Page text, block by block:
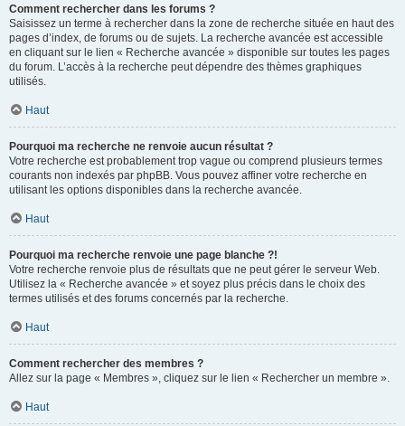
Comment rechercher dans les forums ?
Saisissez un terme à rechercher dans la zone de recherche située en haut des
pages d’index, de forums ou de sujets. La recherche avancée est accessible
en cliquant sur le lien « Recherche avancée » disponible sur toutes les pages
du forum. L’accès à la recherche peut dépendre des thèmes graphiques
utilisés.
Haut
Pourquoi ma recherche ne renvoie aucun résultat ?
Votre recherche est probablement trop vague ou comprend plusieurs termes
courants non indexés par phpBB. Vous pouvez affiner votre recherche en
utilisant les options disponibles dans la recherche avancée.
Haut
Pourquoi ma recherche renvoie une page blanche ?!
Votre recherche renvoie plus de résultats que ne peut gérer le serveur Web.
Utilisez la « Recherche avancée » et soyez plus précis dans le choix des
termes utilisés et des forums concernés par la recherche.
Haut
Comment rechercher des membres ?
Allez sur la page « Membres », cliquez sur le lien « Rechercher un membre ».
Haut